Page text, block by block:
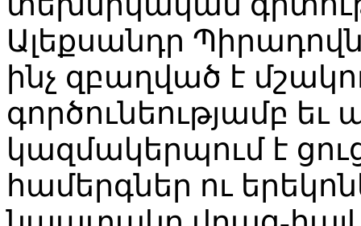
Ալեքսանդր
ինչ զբաղված է
գործունեությամբ
կազմակերպում է
համերգներ ու